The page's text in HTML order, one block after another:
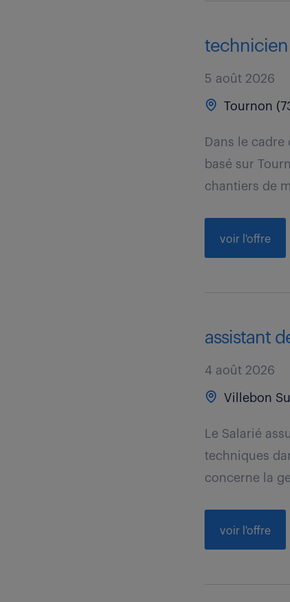
technicien
5 août 2026
Tournon
Dans le
basé sur
chantiers de
voir l'offre
assistant
4 août 2026
Villebon
Le Salarié
techniques
concerne la
voir l'offre